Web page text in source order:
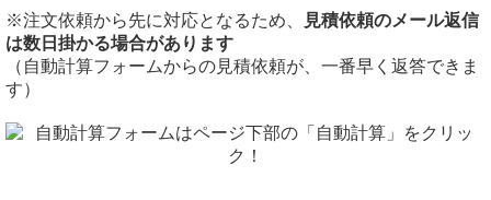
交換はお受けできませんので、サビ・傷にご理解の程をお願
い致します。
またこちらの商品は多数注文割引・多額注文割引対象外とな
ります。
現在庫限りとなります。
在庫不足につき希望寸法・個数を用
意できない場合は、注文キャンセルとさせていただきます。
特価処分品 鉄 黒皮フラットバー（SS400）
幅100㎜ｘ厚さ25㎜
長さ 1,000mmを１本カット費込み（4,860円）
梱包・送料（1,400円）ゆうパック便+発送経費共
お支払い合計額（6,260円）税込みです。
※注文依頼から先に対応となるため、
見積依頼のメール返信
は数日掛かる場合があります
（自動計算フォームからの見積依頼が、一番早く返答できま
す）